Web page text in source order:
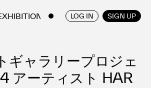
LOG IN SIGN UP
ENGLISH / JAPANESE
ギャラリープロジェ
アーティスト HAR